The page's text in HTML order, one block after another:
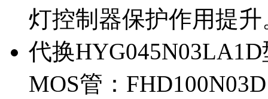
灯控制器保护作用提升
代换
MOS管：